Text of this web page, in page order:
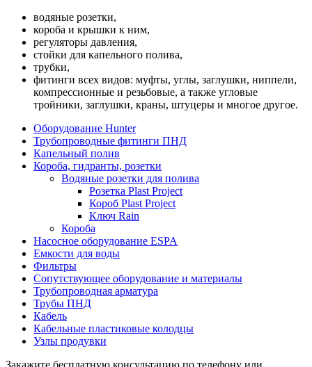
водяные розетки,
короба и крышки к ним,
регуляторы давления,
стойки для капельного полива,
трубки,
фитинги всех видов: муфты, углы, заглушки, ниппели,
компрессионные и резьбовые, а также угловые
тройники, заглушки, краны, штуцеры и многое другое.
Оборудование Hunter
Трубопроводные фитинги ПНД
Капельный полив
Короба, гидранты, розетки
Водяные розетки для полива
Розетка Plast Project
Короб Plast Project
Ключ Rain
Короба
Насосное оборудование ESPA
Емкости для воды
Фильтры
Сопутствующее оборудование и материалы
Трубопроводная арматура
Трубы ПНД
Кабель
Кабельные пластиковые колодцы
Узлы продувки
Закажите бесплатную консультацию по телефону или